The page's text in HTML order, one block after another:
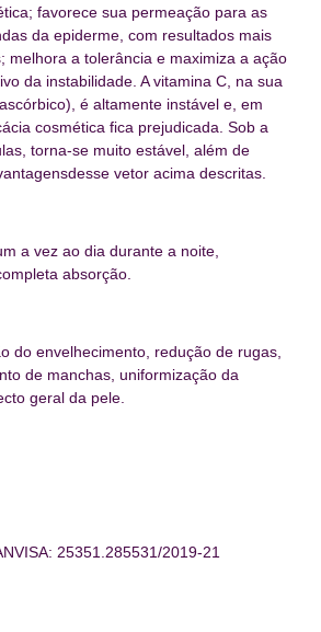
favorece sua permeação para as
da epiderme, com resultados mais
melhora a tolerância e maximiza a ação
da instabilidade. A vitamina C, na sua
é altamente instável e, em
cosmética fica prejudicada. Sob a
torna-se muito estável, além de
vetor acima descritas.
a vez ao dia durante a noite,
absorção.
do envelhecimento, redução de rugas,
de manchas, uniformização da
geral da pele.
25351.285531/2019-21